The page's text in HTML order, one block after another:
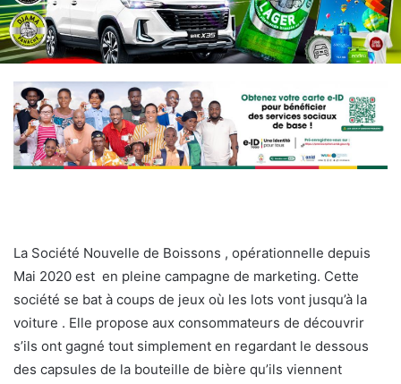
La Société Nouvelle de Boissons , opérationnelle depuis
Mai 2020 est en pleine campagne de marketing. Cette
société se bat à coups de jeux où les lots vont jusqu’à la
voiture . Elle propose aux consommateurs de découvrir
s’ils ont gagné tout simplement en regardant le dessous
des capsules de la bouteille de bière qu’ils viennent